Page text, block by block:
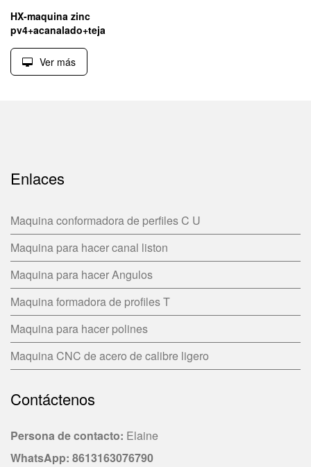
HX-maquina zinc
pv4+acanalado+teja
Ver más
Enlaces
Maquina conformadora de perfiles C U
Maquina para hacer canal liston
Maquina para hacer Angulos
Maquina formadora de profiles T
Maquina para hacer polines
Maquina CNC de acero de calibre ligero
Contáctenos
Persona de contacto: Elaine
WhatsApp: 8613163076790